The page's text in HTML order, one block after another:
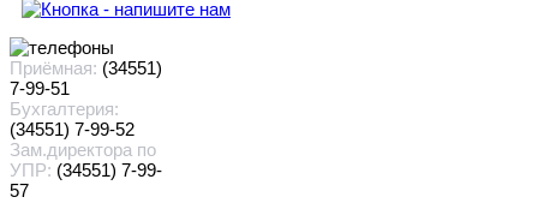
Приёмная: (34551)
7-99-51
Бухгалтерия:
(34551) 7-99-52
Зам.директора по
УПР: (34551) 7-99-
57